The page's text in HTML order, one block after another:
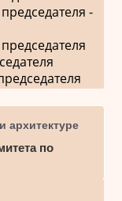
-
архитектуре
по